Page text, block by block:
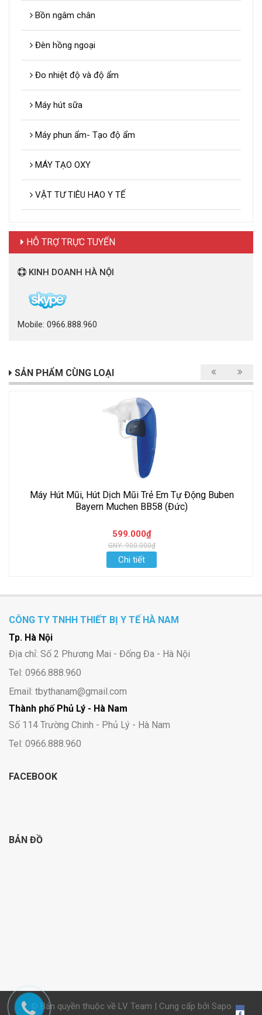
Bồn ngâm chân
Đèn hồng ngoại
Đo nhiệt độ và độ ẩm
Máy hút sữa
Máy phun ẩm- Tạo độ ẩm
MÁY TẠO OXY
VẬT TƯ TIÊU HAO Y TẾ
HỖ TRỢ TRỰC TUYẾN
KINH DOANH HÀ NỘI
Mobile: 0966.888.960
SẢN PHẨM CÙNG LOẠI
Máy Hút Mũi, Hút Dịch Mũi Trẻ Em Tự Động Buben
Bayern Muchen BB58 (Đức)
599.000₫
GNY: 900.000₫
Chi tiết
CÔNG TY TNHH THIẾT BỊ Y TẾ HÀ NAM
Tp. Hà Nội
Địa chỉ: Số 2 Phương Mai - Đống Đa - Hà Nội
Tel: 0966.888.960
Email: tbythanam@gmail.com
Thành phố Phủ Lý - Hà Nam
Số 114 Trường Chinh - Phủ Lý - Hà Nam
Tel: 0966.888.960
FACEBOOK
BẢN ĐỒ
© Bản quyền thuộc về LV Team | Cung cấp bởi Sapo